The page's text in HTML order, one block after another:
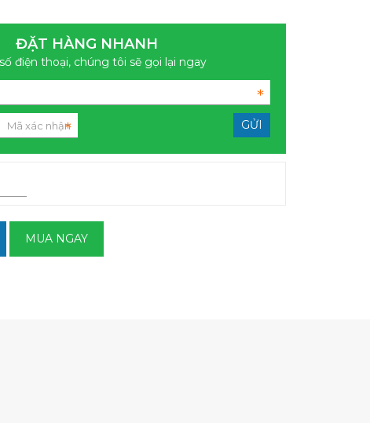
ĐẶT HÀNG NHANH
điện thoại, chúng tôi sẽ gọi lại ngay
MUA NGAY